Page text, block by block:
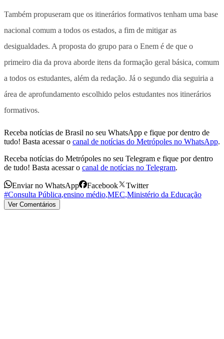
Também propuseram que os itinerários formativos tenham uma base
nacional comum a todos os estados, a fim de mitigar as
desigualdades. A proposta do grupo para o Enem é de que o
primeiro dia da prova aborde itens da formação geral básica, comum
a todos os estudantes, além da redação. Já o segundo dia seguiria a
área de aprofundamento escolhido pelos estudantes nos itinerários
formativos.
Receba notícias de Brasil no seu WhatsApp e fique por dentro de
tudo! Basta acessar o canal de notícias do Metrópoles no WhatsApp.
Receba notícias do Metrópoles no seu Telegram e fique por dentro
de tudo! Basta acessar o canal de notícias no Telegram.
Enviar no WhatsApp Facebook
Twitter
#Consulta Pública,ensino médio,MEC,Ministério da Educação
Ver Comentários